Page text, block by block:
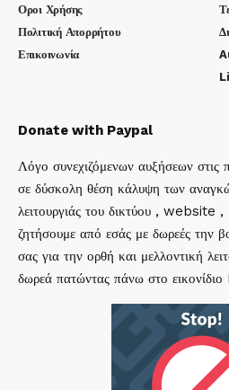
Οροι Χρήσης
Πολιτική Απορρήτου
Επικοινωνία
Donate with Paypal
Λόγο συνεχιζόμενων αυξήσεων στις
σε δύσκολη θέση κάλυψη των
λειτουργιάς του δικτύου ,
ζητήσουμε από εσάς με δωρεές την
σας για την ορθή και μελλοντική
δωρεά πατώντας πάνω στο